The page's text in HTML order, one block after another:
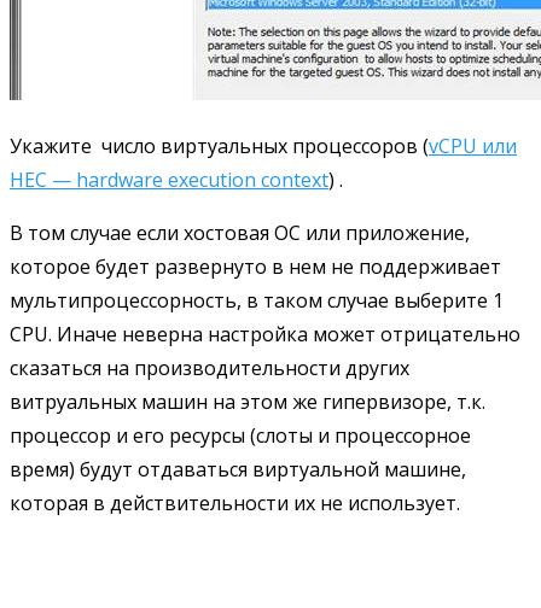
Укажите число виртуальных процессоров (vCPU или
HEC — hardware execution context) .
В том случае если хостовая ОС или приложение,
которое будет развернуто в нем не поддерживает
мультипроцессорность, в таком случае выберите 1
CPU. Иначе неверна настройка может отрицательно
сказаться на производительности других
витруальных машин на этом же гипервизоре, т.к.
процессор и его ресурсы (слоты и процессорное
время) будут отдаваться виртуальной машине,
которая в действительности их не использует.